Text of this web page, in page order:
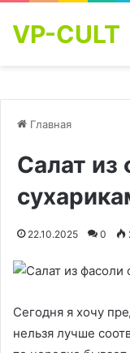
VP-CULT
Главная
Салат из
22.10.2025 0
Сегодня я хочу
нельзя лучше